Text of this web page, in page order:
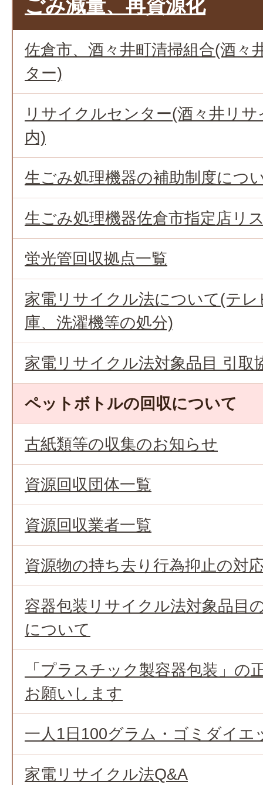
ごみ減量、再資源化
佐倉市、酒々井町清掃組合(酒々
ター)
リサイクルセンター(酒々井リ
内)
生ごみ処理機器の補助制度につ
生ごみ処理機器佐倉市指定店リ
蛍光管回収拠点一覧
家電リサイクル法について(テ
庫、洗濯機等の処分)
家電リサイクル法対象品目 引取
ペットボトルの回収について
古紙類等の収集のお知らせ
資源回収団体一覧
資源回収業者一覧
資源物の持ち去り行為抑止の対
容器包装リサイクル法対象品目
について
「プラスチック製容器包装」の
お願いします
一人1日100グラム・ゴミダイエ
家電リサイクル法Q&A